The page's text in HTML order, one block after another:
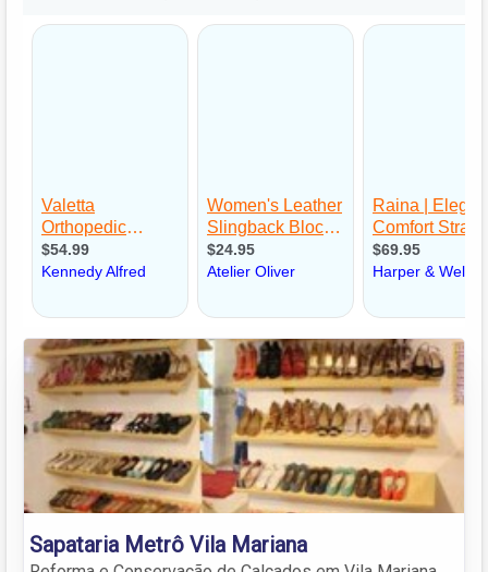
Sapataria Metrô Vila Mariana